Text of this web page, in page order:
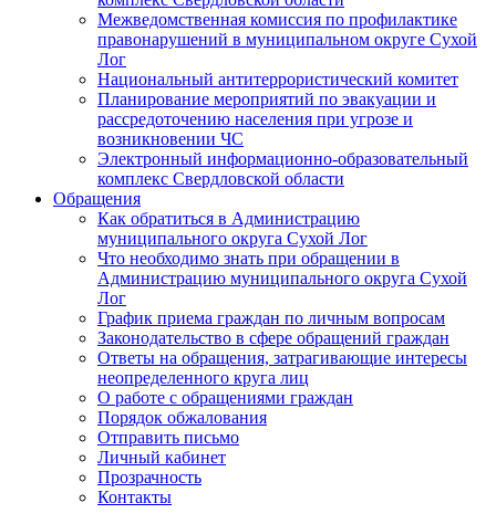
Межведомственная комиссия по профилактике
правонарушений в муниципальном округе Сухой
Лог
Национальный антитеррористический комитет
Планирование мероприятий по эвакуации и
рассредоточению населения при угрозе и
возникновении ЧС
Электронный информационно-образовательный
комплекс Свердловской области
Обращения
Как обратиться в Администрацию
муниципального округа Сухой Лог
Что необходимо знать при обращении в
Администрацию муниципального округа Сухой
Лог
График приема граждан по личным вопросам
Законодательство в сфере обращений граждан
Ответы на обращения, затрагивающие интересы
неопределенного круга лиц
О работе с обращениями граждан
Порядок обжалования
Отправить письмо
Личный кабинет
Прозрачность
Контакты